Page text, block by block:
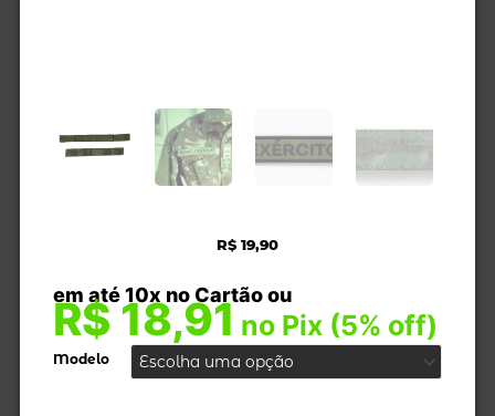
R$ 19,90
em até 10x no Cartão ou
R$18,91 no Pix (5% off)
Modelo
Sutaches
Com
Bordado
quantidade